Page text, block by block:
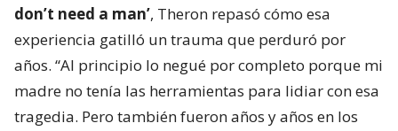
don’t need a man’, Theron repasó cómo esa
experiencia gatilló un trauma que perduró por
años. “Al principio lo negué por completo porque mi
madre no tenía las herramientas para lidiar con esa
tragedia. Pero también fueron años y años en los